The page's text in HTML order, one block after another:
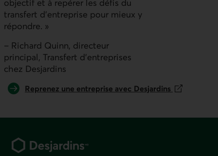
objectif et à repérer les défis du
transfert d’entreprise pour mieux y
répondre. »
– Richard Quinn, directeur
principal, Transfert d’entreprises
chez Desjardins
Reprenez une entreprise avec Desjardins
Ce lien s'ouvrira dans un nouvel onglet.